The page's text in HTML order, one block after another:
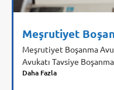
Meşrutiyet
Meşrutiyet Boşanma
Avukatı Tavsiye Boşanma
Daha Fazla